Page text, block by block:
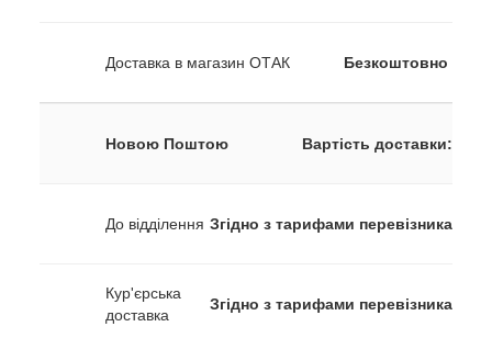
Доставка в магазин ОТАК Безкоштовно
Новою Поштою Вартість доставки:
До відділення Згідно з тарифами перевізника
Кур'єрська
доставка
Згідно з тарифами перевізника